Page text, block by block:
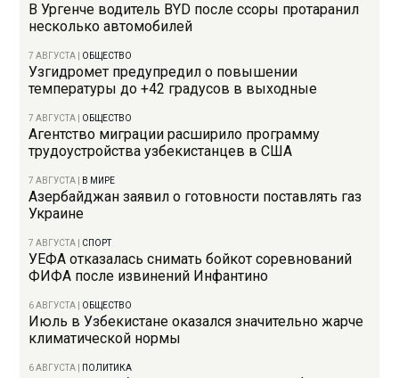
В Ургенче водитель BYD после ссоры протаранил
несколько автомобилей
7 АВГУСТА ОБЩЕСТВО
Узгидромет предупредил о повышении
температуры до +42 градусов в выходные
7 АВГУСТА ОБЩЕСТВО
Агентство миграции расширило программу
трудоустройства узбекистанцев в США
7 АВГУСТА В МИРЕ
Азербайджан заявил о готовности поставлять газ
Украине
7 АВГУСТА СПОРТ
УЕФА отказалась снимать бойкот соревнований
ФИФА после извинений Инфантино
6 АВГУСТА ОБЩЕСТВО
Июль в Узбекистане оказался значительно жарче
климатической нормы
6 АВГУСТА ПОЛИТИКА